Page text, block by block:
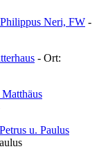
Neri, FW -
- Ort:
u. Paulus